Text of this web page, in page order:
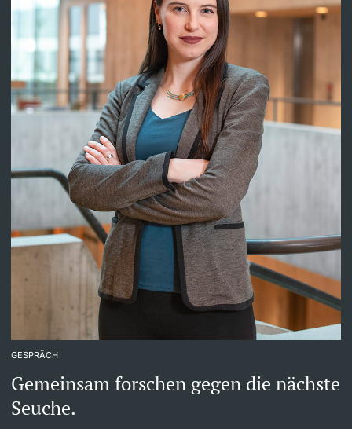
GESPRÄCH
Gemeinsam forschen gegen die nächste
Seuche.